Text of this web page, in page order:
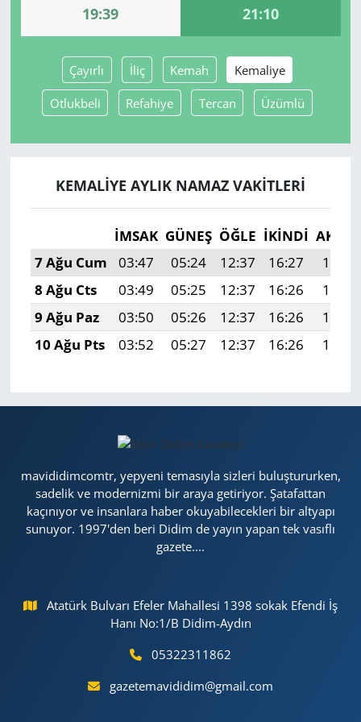
19:39 21:10
Çayırlı İliç Kemah Kemaliye
Otlukbeli Refahiye Tercan Üzümlü
KEMALIYE AYLIK NAMAZ VAKITLERI
İMSAK GÜNEŞ ÖĞLE İKINDI
7 Ağu Cum
03:47 05:24 12:37 16:27
19:39
8 Ağu Cts
03:49 05:25 12:37 16:26
19:38
9 Ağu Paz
03:50 05:26 12:37 16:26
19:37
10 Ağu Pts
03:52 05:27 12:37 16:26 19:36
mavididimcomtr, yepyeni temasıyla sizleri buluştururken,
sadelik ve modernizmi bir araya getiriyor. Şatafattan
kaçınıyor ve insanlara haber okuyabilecekleri bir altyapı
sunuyor. 1997'den beri Didim de yayın yapan tek vasıflı
gazete....
Atatürk Bulvarı Efeler Mahallesi 1398 sokak Efendi İş
Hanı No:1/B Didim-Aydın
05322311862
gazetemavididim@gmail.com
Yerel